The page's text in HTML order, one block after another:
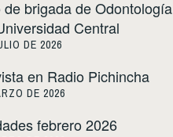
de brigada de Odontología
Central
DE 2026
en Radio Pichincha
DE 2026
febrero 2026